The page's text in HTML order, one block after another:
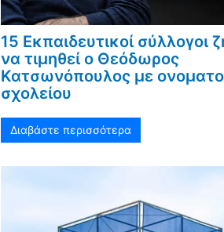
15 Εκπαιδευτικοί σύλλογοι
να τιμηθεί ο Θεόδωρος
Κατσωνόπουλος με
σχολείου
Διαβάστε περισσότερα